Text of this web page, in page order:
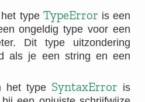
type TypeError is een
ongeldig type voor een
Dit type uitzondering
als je een string en een
het type SyntaxError is